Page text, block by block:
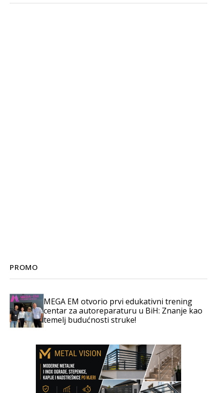
PROMO
MEGA EM otvorio prvi edukativni trening
centar za autoreparaturu u BiH: Znanje kao
temelj budućnosti struke!